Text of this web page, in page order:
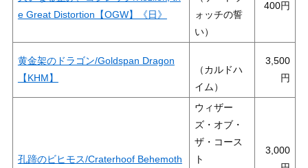
e Great Distortion【OGW】《日》
ォッチの誓
い）
400
黄金架のドラゴン/Goldspan Dragon
【KHM】
（カルドハ
イム）
3,500
孔蹄のビヒモス/Craterhoof Behemoth
ウィザー
ズ・オブ・
ザ・コース
ト
3,000